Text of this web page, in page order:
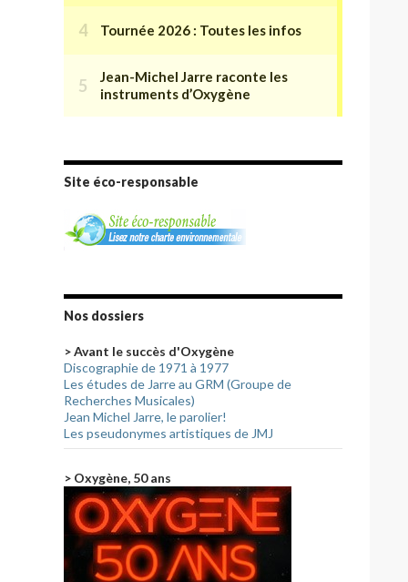
Site éco-responsable
Nos dossiers
> Avant le succès d'Oxygène
Discographie de 1971 à 1977
Les études de Jarre au GRM (Groupe de
Recherches Musicales)
Jean Michel Jarre, le parolier!
Les pseudonymes artistiques de JMJ
> Oxygène, 50 ans